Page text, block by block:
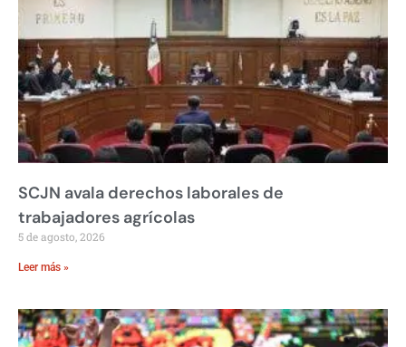
SCJN avala derechos laborales de
trabajadores agrícolas
5 de agosto, 2026
Leer más »